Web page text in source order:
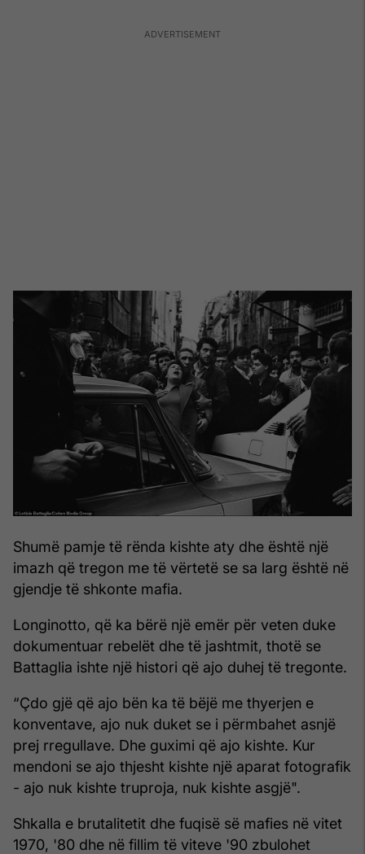
Shumë pamje të rënda kishte aty dhe është një
imazh që tregon me të vërtetë se sa larg është në
gjendje të shkonte mafia.
Longinotto, që ka bërë një emër për veten duke
dokumentuar rebelët dhe të jashtmit, thotë se
Battaglia ishte një histori që ajo duhej të tregonte.
“Çdo gjë që ajo bën ka të bëjë me thyerjen e
konventave, ajo nuk duket se i përmbahet asnjë
prej rregullave. Dhe guximi që ajo kishte. Kur
mendoni se ajo thjesht kishte një aparat fotografik
- ajo nuk kishte truproja, nuk kishte asgjë".
Shkalla e brutalitetit dhe fuqisë së mafies në vitet
1970, '80 dhe në fillim të viteve '90 zbulohet